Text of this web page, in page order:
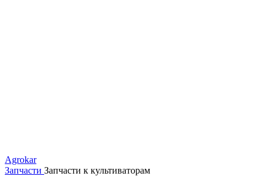
Agrokar
Запчасти Запчасти к культиваторам